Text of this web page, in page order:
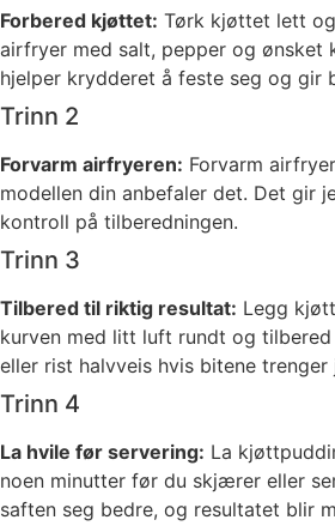
Forbered kjøttet: Tørk kjøttet lett
airfryer med salt, pepper og ønsket
hjelper krydderet å feste seg og gir
Trinn 2
Forvarm airfryeren: Forvarm
modellen din anbefaler det. Det gir
kontroll på tilberedningen.
Trinn 3
Tilbered til riktig resultat: Legg
kurven med litt luft rundt og tilbered
eller rist halvveis hvis bitene trenger
Trinn 4
La hvile før servering: La
noen minutter før du skjærer eller
saften seg bedre, og resultatet blir